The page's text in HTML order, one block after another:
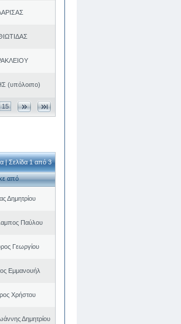
(υπόλοιπο)
15
| Σελίδα 1 από 3
από
Δημητρίου
Παύλου
Γεωργίου
Εμμανουήλ
Χρήστου
Δημητρίου